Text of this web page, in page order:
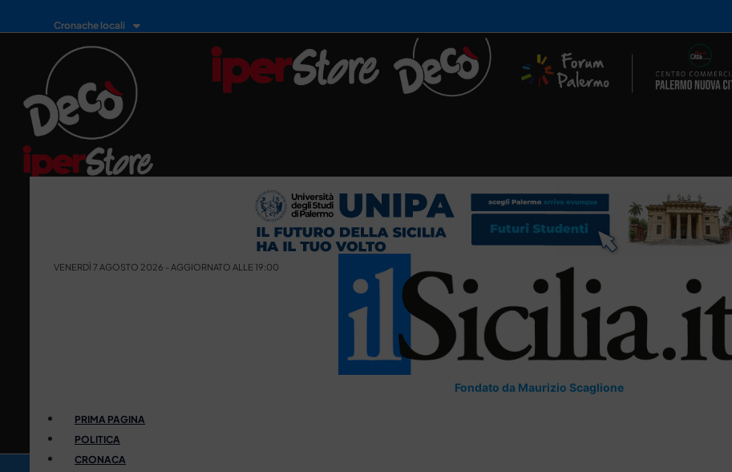
Cronache locali
VENERDÌ 7 AGOSTO 2026 - AGGIORNATO ALLE 19:00
Fondato da Maurizio Scaglione
PRIMA PAGINA
POLITICA
CRONACA